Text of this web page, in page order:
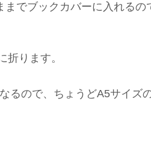
でブックカバーに入れるの
折ります。
るので、ちょうどA5サイズ